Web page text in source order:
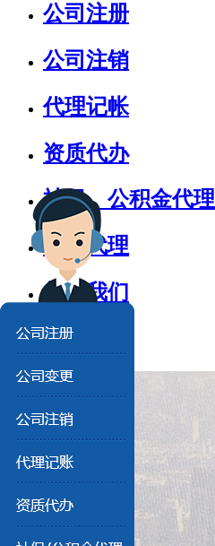
公司注册
公司注销
代理记帐
资质代办
社保、公积金代理
商标代理
关于我们
新闻动态